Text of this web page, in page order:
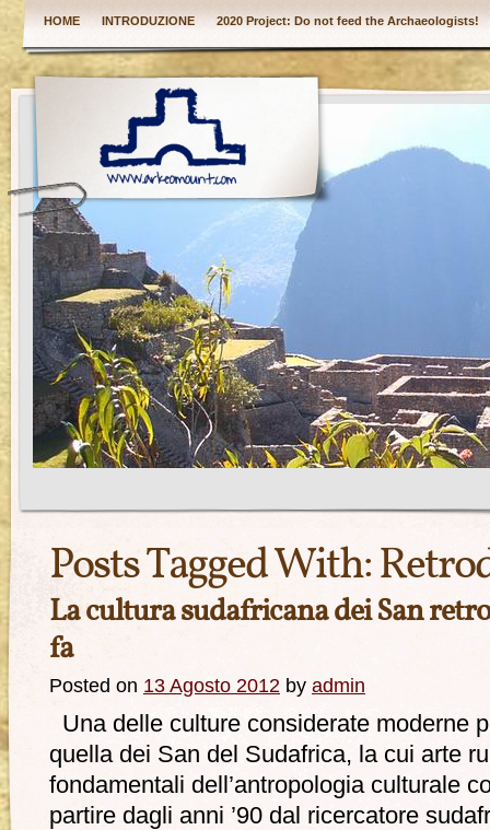
HOME INTRODUZIONE 2020 Project: Do not feed the Archaeologists!
Posts Tagged With:
La cultura sudafricana dei San
fa
Posted on 13 Agosto 2012 by admin
Una delle culture considerate moderne
quella dei San del Sudafrica, la cui arte
fondamentali dell’antropologia culturale
partire dagli anni ’90 dal ricercatore